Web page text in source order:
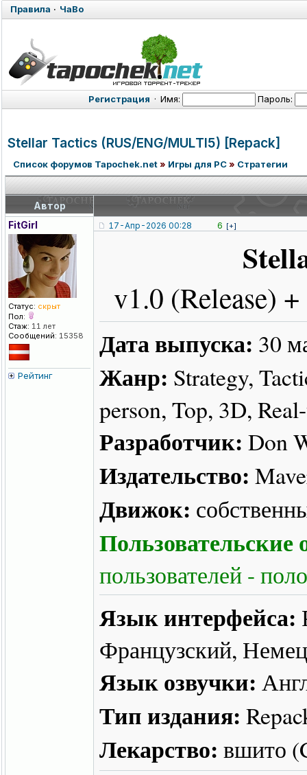
Правила · ЧаВо
Регистрация · Имя: Пароль:
Stellar Tactics (RUS/ENG/MULTI5) [Repack]
Список форумов Tapochek.net» Игры для PC» Стратегии
Автор
FitGirl
Статус: скрыт
Пол:
Стаж: 11 лет
Сообщений: 15358
Рейтинг
17-Апр-2026 00:28 6 [+]
v1.0 (Release)
Дата выпуска: 30
Жанр: Strategy,
person, Top, 3D,
Разработчик: Don
Издательство:
Движок:
Пользовательские
пользователей -
Язык интерфейса:
Французский,
Язык озвучки:
Тип издания:
Лекарство: вшито